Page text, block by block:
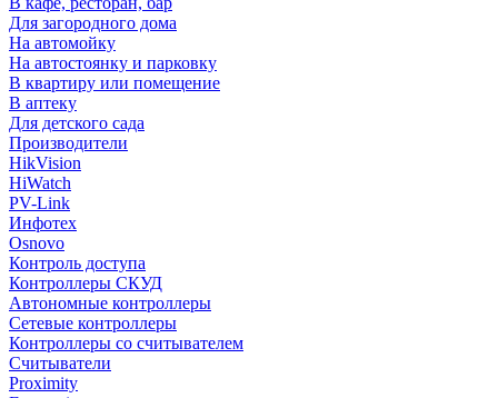
Для загородного дома
На автомойку
На автостоянку и парковку
В квартиру или помещение
В аптеку
Для детского сада
Производители
HikVision
HiWatch
PV-Link
Инфотех
Osnovo
Контроль доступа
Контроллеры СКУД
Автономные контроллеры
Сетевые контроллеры
Контроллеры со считывателем
Считыватели
Proximity